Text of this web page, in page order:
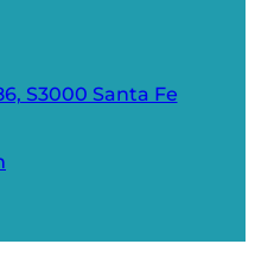
S3000 Santa Fe